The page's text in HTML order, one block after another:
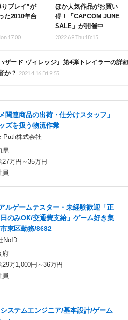
りプレイ”が
た2010年台
17:00
ほか人気作品がお買い
得！「CAPCOM JUNE
SALE」が開催中
2022.6.9 Thu 18:15
ザード ヴィレッジ』第4弾トレイラーの
か？
2021.4.16 Fri 9:55
関連商品の出荷・仕分けスタッフ」
ズを扱う物流作業
Path株式会社
県
27万円～35万円
員
ルゲームテスター・未経験歓迎「正
のみOK/交通費支給」ゲーム好き集
東区勤務/8682
NoID
府
29万1,000円～36万円
員
ステムエンジニア/基本設計/ゲーム